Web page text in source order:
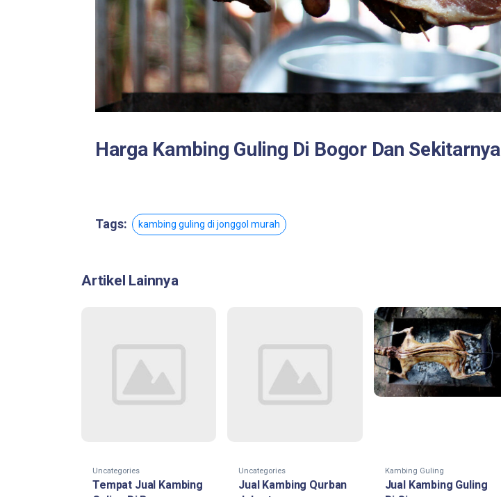
Harga Kambing Guling Di Bogor Dan Sekitarnya
Tags: kambing guling di jonggol murah
Artikel Lainnya
Uncategories
Tempat Jual Kambing
Uncategories
Jual Kambing Qurban
Kambing Guling
Jual Kambing Guling